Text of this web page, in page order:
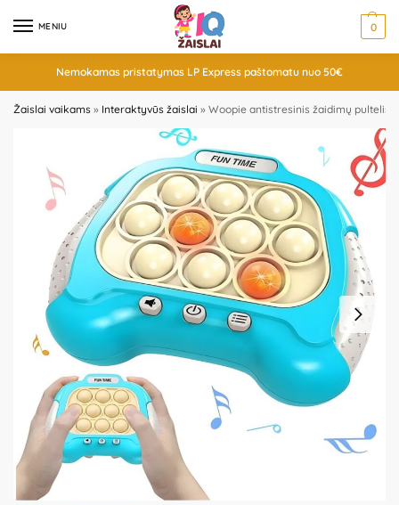
MENIU 0
Nemokamas pristatymas LP Express paštomatu nuo 50€
Žaislai vaikams » Interaktyvūs žaislai » Woopie antistresinis žaidimų pultelis,